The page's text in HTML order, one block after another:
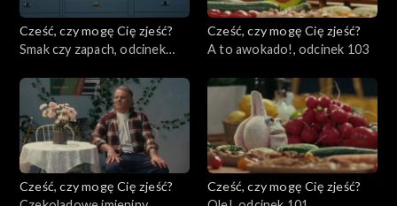
Cześć, czy mogę Cię zjeść?
Smak czy zapach, odcinek
Cześć, czy mogę Cię zjeść?
A to awokado!, odcinek 103
Cześć, czy mogę Cię zjeść?
Cześć, czy mogę Cię zjeść?